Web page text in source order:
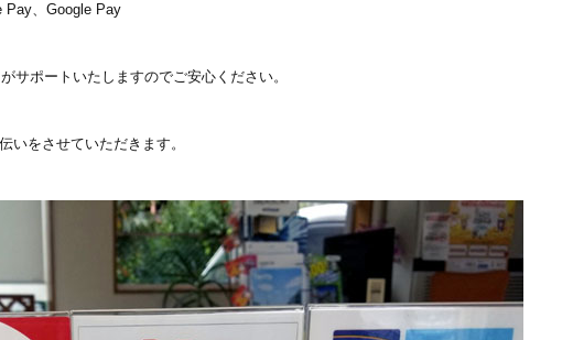
Pay、Google Pay
サポートいたしますのでご安心ください。
いをさせていただきます。